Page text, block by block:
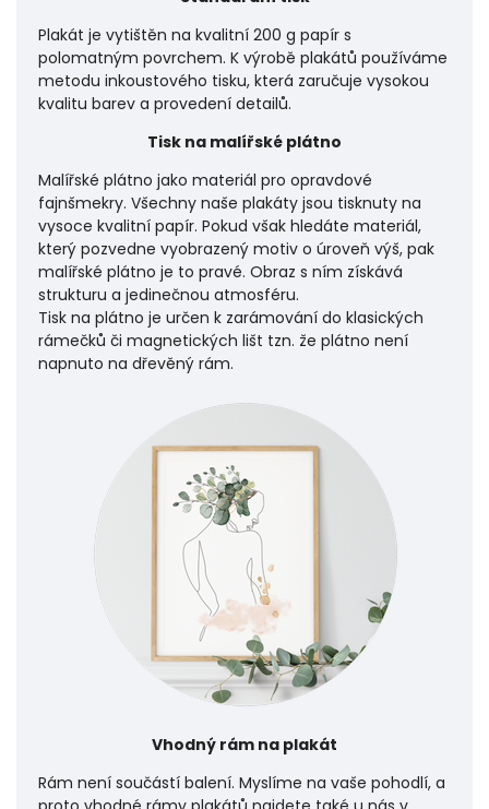
Plakát je vytištěn na kvalitní 200 g papír s
polomatným povrchem. K výrobě plakátů používáme
metodu inkoustového tisku, která zaručuje vysokou
kvalitu barev a provedení detailů.
Tisk na malířské plátno
Malířské plátno jako materiál pro opravdové
fajnšmekry. Všechny naše plakáty jsou tisknuty na
vysoce kvalitní papír. Pokud však hledáte materiál,
který pozvedne vyobrazený motiv o úroveň výš, pak
malířské plátno je to pravé. Obraz s ním získává
strukturu a jedinečnou atmosféru.
Tisk na plátno je určen k zarámování do klasických
rámečků či magnetických lišt tzn. že plátno není
napnuto na dřevěný rám.
Vhodný rám na plakát
Rám není součástí balení. Myslíme na vaše pohodlí, a